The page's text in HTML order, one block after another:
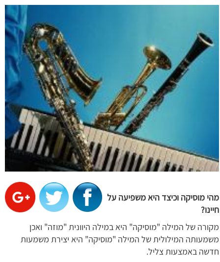
מהי מוסיקה וכיצד היא משפיעה על
חיינו?
מקורה של המילה "מוסיקה" היא במילה היוונית "מוזה" ואכן
משמעותה המילולית של המילה "מוסיקה" היא יצירת משמעות
חדשה באמצעות צליל.